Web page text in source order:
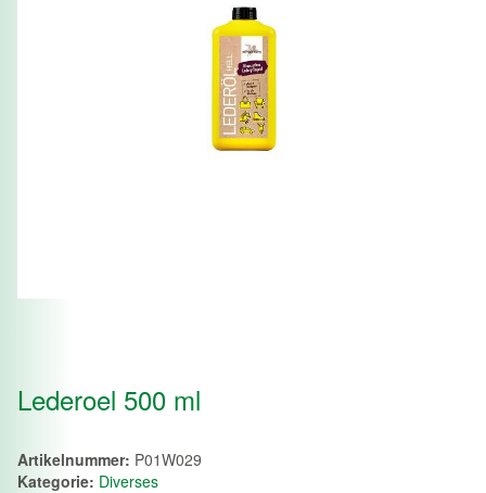
Lederoel 500 ml
Artikelnummer: P01W029
Kategorie: Diverses